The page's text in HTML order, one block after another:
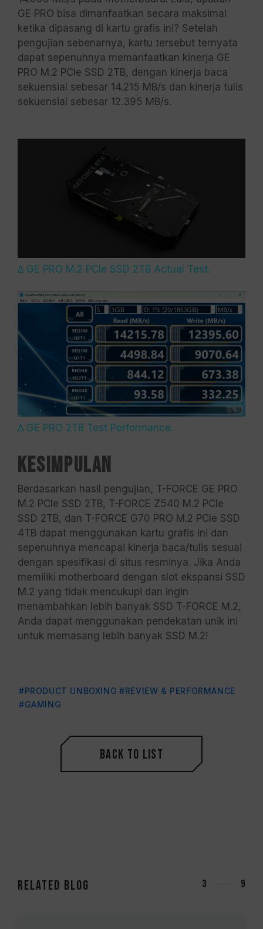
GE PRO bisa dimanfaatkan secara maksimal
ketika dipasang di kartu grafis ini? Setelah
pengujian sebenarnya, kartu tersebut ternyata
dapat sepenuhnya memanfaatkan kinerja GE
PRO M.2 PCIe SSD 2TB, dengan kinerja baca
sekuensial sebesar 14.215 MB/s dan kinerja tulis
sekuensial sebesar 12.395 MB/s.
∆ GE PRO M.2 PCIe SSD 2TB Actual Test.
∆ GE PRO 2TB Test Performance.
Kesimpulan
Berdasarkan hasil pengujian, T-FORCE GE PRO
M.2 PCIe SSD 2TB, T-FORCE Z540 M.2 PCIe
SSD 2TB, dan T-FORCE G70 PRO M.2 PCIe SSD
4TB dapat menggunakan kartu grafis ini dan
sepenuhnya mencapai kinerja baca/tulis sesuai
dengan spesifikasi di situs resminya. Jika Anda
memiliki motherboard dengan slot ekspansi SSD
M.2 yang tidak mencukupi dan ingin
menambahkan lebih banyak SSD T-FORCE M.2,
Anda dapat menggunakan pendekatan unik ini
untuk memasang lebih banyak SSD M.2!
#PRODUCT UNBOXING #REVIEW & PERFORMANCE
#GAMING
Back to List
RELATED Blog 3 9